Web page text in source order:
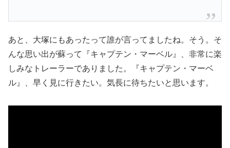
あと、大塚にもあったって誰が言ってましたね。そう。そ
んな思い出が蘇って『キャプテン・マーベル』、非常に楽
しみなトレーラーでありました。『キャプテン・マーベ
ル』、早く見に行きたい。気長に待ちたいと思います。